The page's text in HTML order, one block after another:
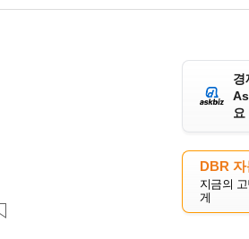
경
요
DBR
지금의
게